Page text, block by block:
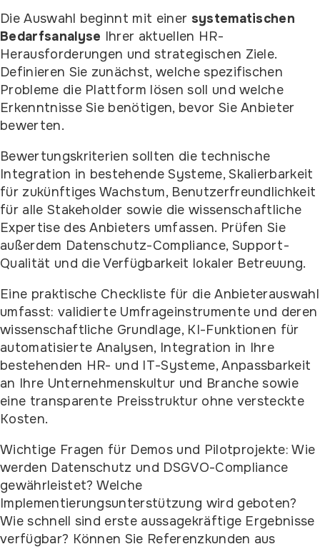
Die Auswahl beginnt mit einer systematischen
Bedarfsanalyse Ihrer aktuellen HR-
Herausforderungen und strategischen Ziele.
Definieren Sie zunächst, welche spezifischen
Probleme die Plattform lösen soll und welche
Erkenntnisse Sie benötigen, bevor Sie Anbieter
bewerten.
Bewertungskriterien sollten die technische
Integration in bestehende Systeme, Skalierbarkeit
für zukünftiges Wachstum, Benutzerfreundlichkeit
für alle Stakeholder sowie die wissenschaftliche
Expertise des Anbieters umfassen. Prüfen Sie
außerdem Datenschutz-Compliance, Support-
Qualität und die Verfügbarkeit lokaler Betreuung.
Eine praktische Checkliste für die Anbieterauswahl
umfasst: validierte Umfrageinstrumente und deren
wissenschaftliche Grundlage, KI-Funktionen für
automatisierte Analysen, Integration in Ihre
bestehenden HR- und IT-Systeme, Anpassbarkeit
an Ihre Unternehmenskultur und Branche sowie
eine transparente Preisstruktur ohne versteckte
Kosten.
Wichtige Fragen für Demos und Pilotprojekte: Wie
werden Datenschutz und DSGVO-Compliance
gewährleistet? Welche
Implementierungsunterstützung wird geboten?
Wie schnell sind erste aussagekräftige Ergebnisse
verfügbar? Können Sie Referenzkunden aus